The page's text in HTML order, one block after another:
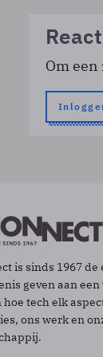
Om
is sinds 1967
geven aan
tech elk
ons werk en